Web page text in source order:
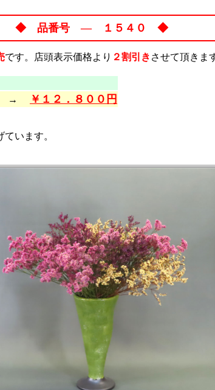
◆ 品番号 ― １５４０ ◆
です。店頭表示価格より ２割引き させて頂きま
→ ￥１２．８００円
います。